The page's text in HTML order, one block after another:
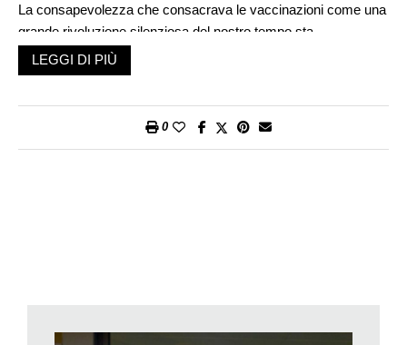
La consapevolezza che consacrava le vaccinazioni come una
grande rivoluzione silenziosa del nostro tempo sta
affievolendosi. Eppure, è in gran parte merito delle
vaccinazioni se oggi abbiamo un mondo sicuro nel quale
di fatto che malattie infettive come vaiolo e poliomielite (non
sfide più importanti per la salute mondiale. Oggi i genitori non si
LEGGI DI PIÙ
0